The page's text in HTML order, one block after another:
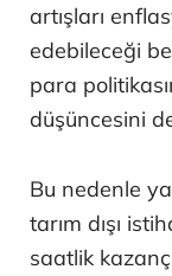
artışları
edebileceği
para
düşüncesini
Bu nedenle
tarım dışı
saatlik